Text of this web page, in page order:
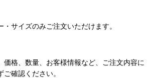
サイズのみご注文いただけます。
格、数量、お客様情報など、ご注文内容に
確認ください。